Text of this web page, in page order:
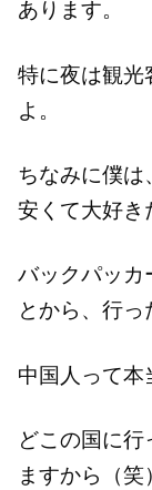
あります。
特に夜は観光
よ。
ちなみに僕は
安くて大好き
バックパッカ
とから、行っ
中国人って本
どこの国に行
ますから（笑